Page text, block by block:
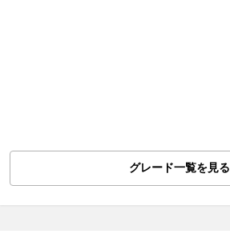
グレード一覧を見る